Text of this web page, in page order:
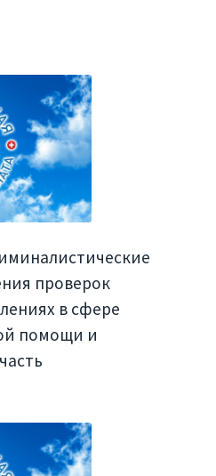
проверок
в сфере
помощи и